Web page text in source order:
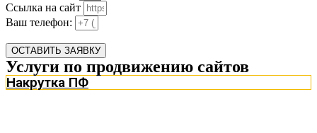
Ссылка на сайт
Ваш телефон:
ОСТАВИТЬ ЗАЯВКУ
Услуги по продвижению сайтов
Накрутка ПФ